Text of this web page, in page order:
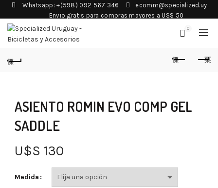
Whatsapp: +(598) 092 567 346
ecomm@specialized.uy
Envio gratis para compras mayores a US$ 50
0
ASIENTO ROMIN EVO COMP GEL
SADDLE
U$S 130
Medida